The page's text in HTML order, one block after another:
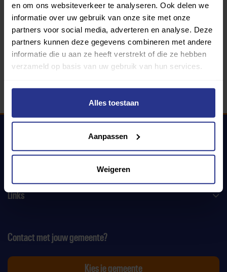
en om ons websiteverkeer te analyseren. Ook delen we
informatie over uw gebruik van onze site met onze
partners voor social media, adverteren en analyse. Deze
partners kunnen deze gegevens combineren met andere
informatie die u aan ze heeft verstrekt of die ze hebben
verzameld op basis van uw gebruik van hun services.
Alles toestaan
Aanpassen
Weigeren
340 gemeenten
Partners:
Uniek Sporten
Links
Contact met jouw gemeente?
Kies je gemeente